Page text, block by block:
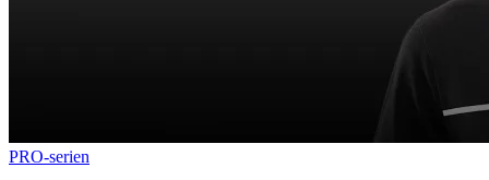
PRO-serien